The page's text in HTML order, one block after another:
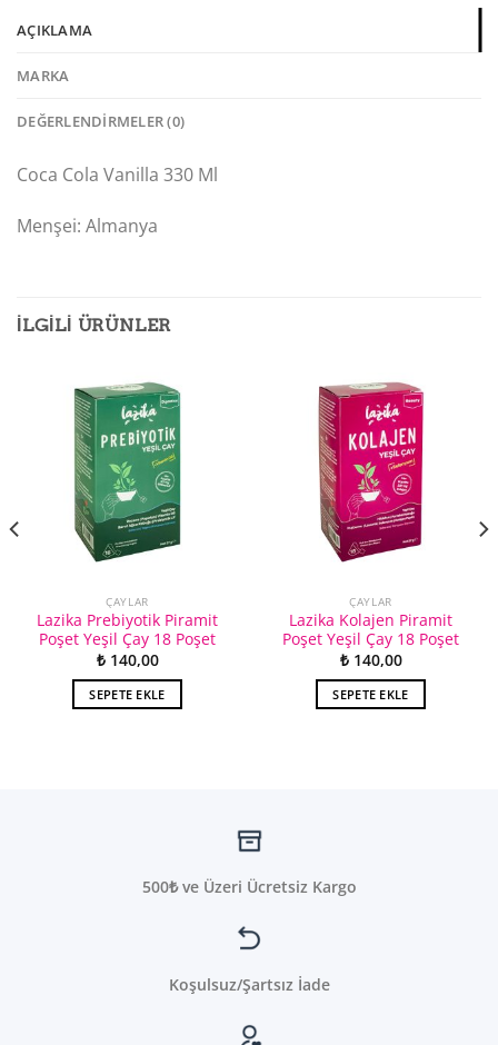
AÇIKLAMA
MARKA
DEĞERLENDIRMELER (0)
Coca Cola Vanilla 330 Ml
Menşei: Almanya
İLGILI ÜRÜNLER
ÇAYLAR
Lazika Prebiyotik Piramit
Poşet Yeşil Çay 18 Poşet
₺140,00
SEPETE EKLE
ÇAYLAR
Lazika Kolajen Piramit
Poşet Yeşil Çay 18 Poşet
₺140,00
SEPETE EKLE
500₺ ve Üzeri Ücretsiz Kargo
Koşulsuz/Şartsız İade